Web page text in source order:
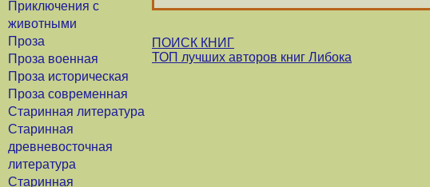
Приключения с
животными
Проза
Проза военная
Проза историческая
Проза современная
Старинная литература
Старинная
древневосточная
литература
Старинная
ПОИСК КНИГ
ТОП лучших авторов книг Либока